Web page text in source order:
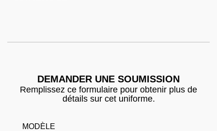
DEMANDER UNE SOUMISSION
Remplissez ce formulaire pour obtenir plus de
détails sur cet uniforme.
MODÈLE